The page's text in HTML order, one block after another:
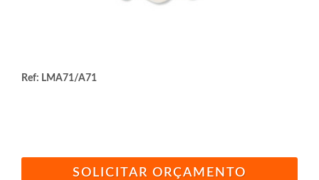
Ref: LMA71/A71
SOLICITAR ORÇAMENTO